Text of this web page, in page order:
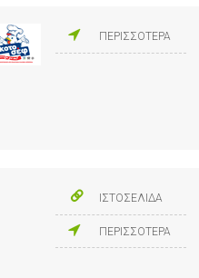
ΠΕΡΙΣΣΟΤΕΡΑ
ΙΣΤΟΣΕΛΙΔΑ
ΠΕΡΙΣΣΟΤΕΡΑ